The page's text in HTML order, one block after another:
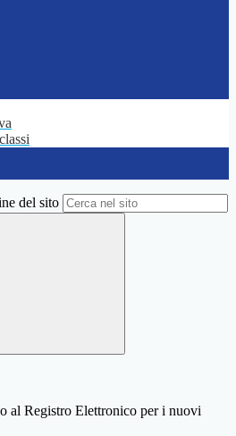
del sito
al Registro Elettronico per i nuovi